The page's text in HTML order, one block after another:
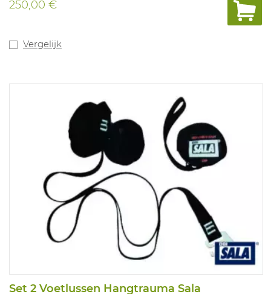
banden niet verstrikt kunnen raken. Ingebouwde
250,00 €
Vergelijk
Set 2 Voetlussen Hangtrauma Sala